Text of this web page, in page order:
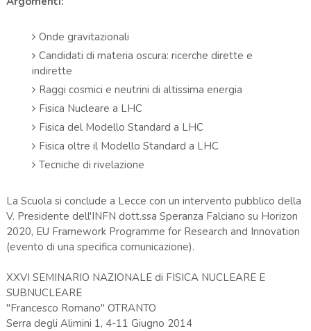
Onde gravitazionali
Candidati di materia oscura: ricerche dirette e
indirette
Raggi cosmici e neutrini di altissima energia
Fisica Nucleare a LHC
Fisica del Modello Standard a LHC
Fisica oltre il Modello Standard a LHC
Tecniche di rivelazione
La Scuola si conclude a Lecce con un intervento pubblico della
V. Presidente dell'INFN dott.ssa Speranza Falciano su Horizon
2020, EU Framework Programme for Research and Innovation
(evento di una specifica comunicazione).
XXVI SEMINARIO NAZIONALE di FISICA NUCLEARE E
SUBNUCLEARE
"Francesco Romano" OTRANTO
Serra degli Alimini 1, 4-11 Giugno 2014